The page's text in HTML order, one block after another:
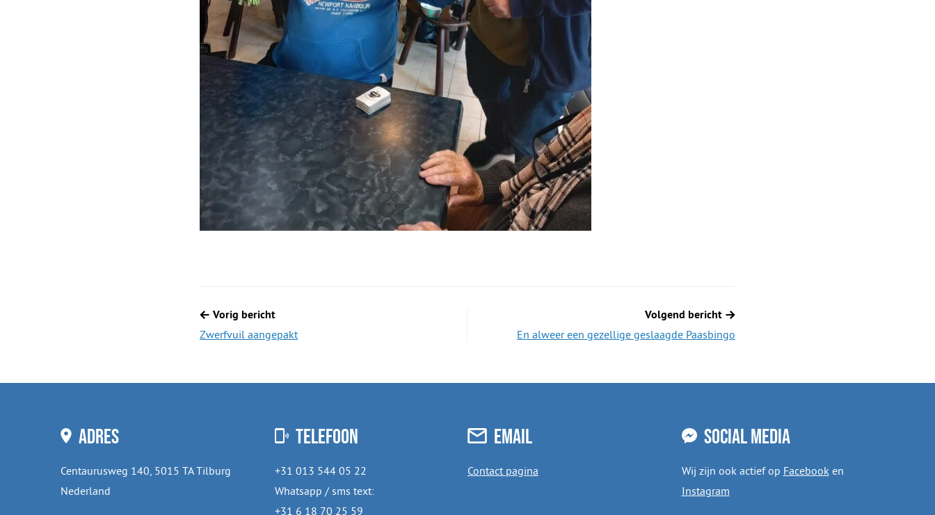
Berichtnavigatie
Vorig bericht
Zwerfvuil aangepakt
Volgend bericht
En alweer een gezellige geslaagde Paasbingo
Adres
Centaurusweg 140, 5015 TA Tilburg
Nederland
Telefoon
+31 013 544 05 22
Whatsapp / sms text:
+31 6 18 70 25 59
Email
Contact pagina
Social media
Wij zijn ook actief op Facebooken
Instagram